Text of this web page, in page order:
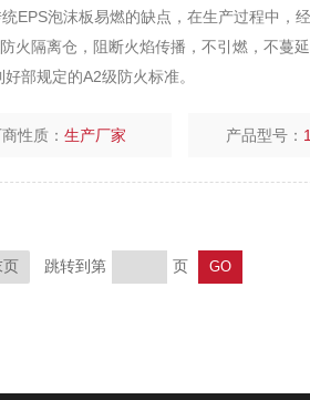
EPS泡沫板易燃的缺点，在生产过程中，
离仓，阻断火焰传播，不引燃，不蔓
部规定的A2级防火标准。
商性质：生产厂家 产品型号：
跳转到第 页